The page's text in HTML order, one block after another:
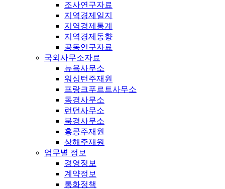
조사연구자료
지역경제일지
지역경제통계
지역경제동향
공동연구자료
국외사무소자료
뉴욕사무소
워싱턴주재원
프랑크푸르트사무소
동경사무소
런던사무소
북경사무소
홍콩주재원
상해주재원
업무별 정보
경영정보
계약정보
통화정책